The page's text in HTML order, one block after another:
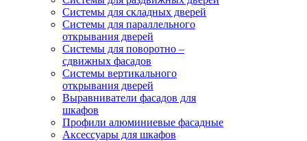
Системы для складных дверей
Системы для параллельного
открывания дверей
Системы для поворотно –
сдвижных фасадов
Системы вертикального
открывания дверей
Выравниватели фасадов для
шкафов
Профили алюминиевые фасадные
Аксессуары для шкафов